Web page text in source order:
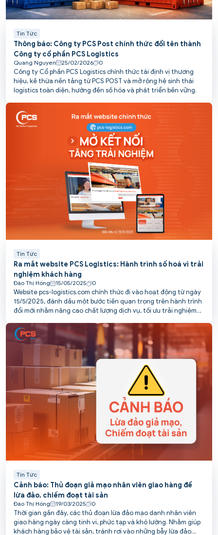
Tin Tức
Thông báo: Công ty PCS Post chính thức đổi tên thành
Công ty cổ phần PCS Logistics
Quang Nguyen 25/02/2026 0
Công ty Cổ phần PCS Logistics chính thức tái định vị thương
hiệu, kế thừa nền tảng từ PCS POST và mở rộng hệ sinh thái
logistics toàn diện, hướng đến số hóa và phát triển bền vững.
Tin Tức
Ra mắt website PCS Logistics: Hành trình số hoá vì trải
nghiệm khách hàng
Đào Thị Hồng 15/05/2025 0
Website pcs-logistics.com chính thức đi vào hoạt động từ ngày
15/5/2025, đánh dấu một bước tiến quan trọng trên hành trình
đổi mới nhằm nâng cao chất lượng dịch vụ, tối ưu trải nghiệm
Tin Tức
Cảnh báo: Thủ đoạn giả mạo nhân viên giao hàng để
lừa đảo, chiếm đoạt tài sản
Đào Thị Hồng 19/03/2025 0
Thời gian gần đây, các thủ đoạn lừa đảo mạo danh nhân viên
giao hàng ngày càng tinh vi, phức tạp và khó lường. Nhằm giúp
khách hàng bảo vệ tài sản, tránh rơi vào những bẫy lừa đảo